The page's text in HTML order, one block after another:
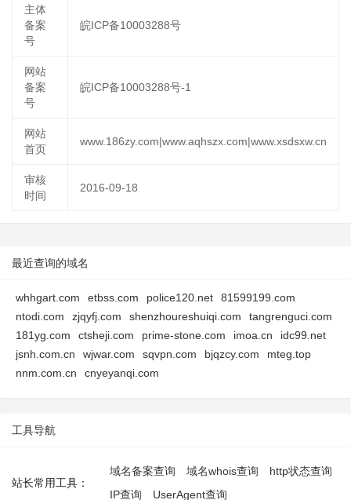
主体
备案
号
皖ICP备10003288号
网站
备案
号
皖ICP备10003288号-1
网站
首页
www.186zy.com|www.aqhszx.com|www.xsdsxw.cn
审核
时间
2016-09-18
最近查询的域名
whhgart.com etbss.com police120.net
81599199.com
ntodi.com
zjqyfj.com shenzhoureshuiqi.com
tangrenguci.com
181yg.com
ctsheji.com prime-stone.com imoa.cn
idc99.net
jsnh.com.cn
wjwar.com sqvpn.com bjqzcy.com
mteg.top
nnm.com.cn
cnyeyanqi.com
工具导航
站长常用工具：
域名备案查询 域名whois查询
http状态查询
IP查询
UserAgent查询